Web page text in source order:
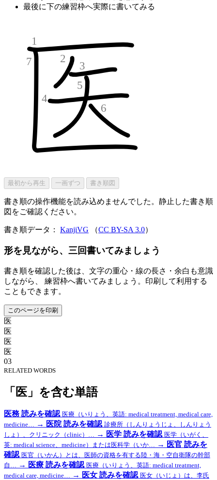
最後に下の練習枠へ実際に書いてみる
最初から再生 一画ずつ 書き順図
書き順の操作機能を読み込めませんでした。静止した書き順
図をご確認ください。
書き順データ： KanjiVG （CC BY-SA 3.0）
形を見ながら、三回書いてみましょう
書き順を確認した後は、文字の重心・線の長さ・余白も意識
しながら、 練習枠へ書いてみましょう。印刷して利用する
こともできます。
このページを印刷
医
医
医
医
03
RELATED WORDS
「医」を含む単語
医務 読みを確認 医療（いりょう、英語: medical treatment, medical care,
medicine… → 医院 読みを確認 診療所（しんりょうじょ、しんりょう
しょ）、クリニック（clinic）… → 医学 読みを確認 医学（いがく、
英: medical science、medicine）または医科学（いか… → 医官 読みを
確認 医官（いかん）とは、医師の資格を有する陸・海・空自衛隊の幹部
自… → 医療 読みを確認 医療（いりょう、英語: medical treatment,
medical care, medicine… → 医女 読みを確認 医女（いじょ）は、李氏